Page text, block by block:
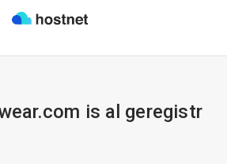
is al geregistr